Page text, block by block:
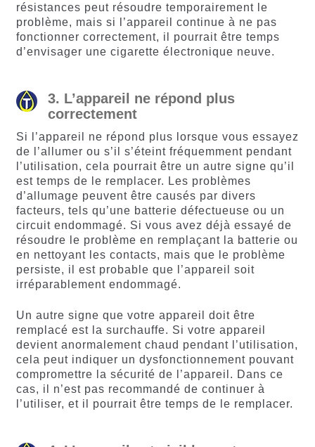
résistances peut résoudre temporairement le
problème, mais si l’appareil continue à ne pas
fonctionner correctement, il pourrait être temps
d’envisager une cigarette électronique neuve.
3. L’appareil ne répond plus
correctement
Si l’appareil ne répond plus lorsque vous essayez
de l’allumer ou s’il s’éteint fréquemment pendant
l’utilisation, cela pourrait être un autre signe qu’il
est temps de le remplacer. Les problèmes
d’allumage peuvent être causés par divers
facteurs, tels qu’une batterie défectueuse ou un
circuit endommagé. Si vous avez déjà essayé de
résoudre le problème en remplaçant la batterie ou
en nettoyant les contacts, mais que le problème
persiste, il est probable que l’appareil soit
irréparablement endommagé.
Un autre signe que votre appareil doit être
remplacé est la surchauffe. Si votre appareil
devient anormalement chaud pendant l’utilisation,
cela peut indiquer un dysfonctionnement pouvant
compromettre la sécurité de l’appareil. Dans ce
cas, il n’est pas recommandé de continuer à
l’utiliser, et il pourrait être temps de le remplacer.